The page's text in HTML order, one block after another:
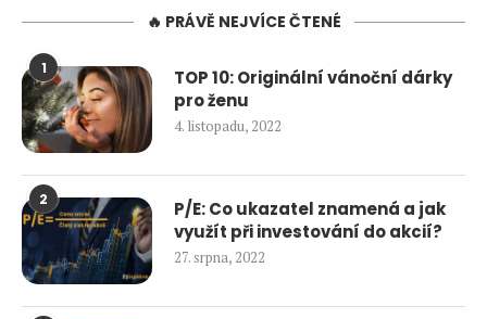
🔥 PRÁVĚ NEJVÍCE ČTENÉ
1
TOP 10: Originální vánoční dárky
pro ženu
4. listopadu, 2022
2
P/E: Co ukazatel znamená a jak
využít při investování do akcií?
27. srpna, 2022